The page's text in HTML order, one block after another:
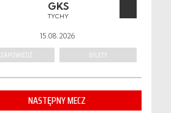
GKS
TYCHY
15.08.2026
ZAPOWIEDŹ BILETY
NASTĘPNY MECZ